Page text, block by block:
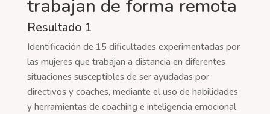
trabajan de forma remota
Resultado 1
Identificación de 15 dificultades experimentadas por
las mujeres que trabajan a distancia en diferentes
situaciones susceptibles de ser ayudadas por
directivos y coaches, mediante el uso de habilidades
y herramientas de coaching e inteligencia emocional.